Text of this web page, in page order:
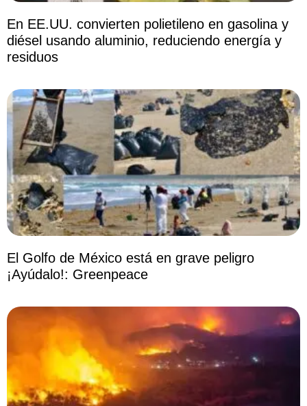
En EE.UU. convierten polietileno en gasolina y
diésel usando aluminio, reduciendo energía y
residuos
El Golfo de México está en grave peligro
¡Ayúdalo!: Greenpeace